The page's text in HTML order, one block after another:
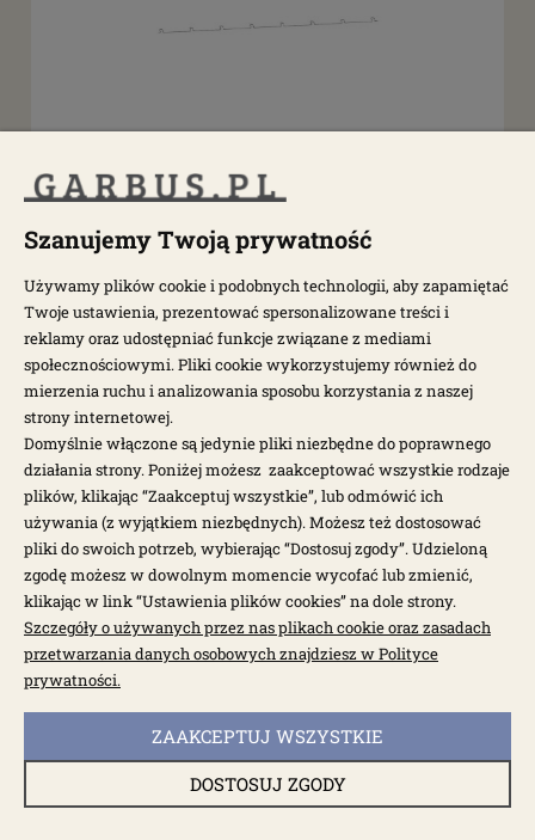
dostępne: 6 szt.
Mocowanie wewnętrznego zgarniacza szyby T2,
Typ3
7527-500
20,00 zł
Odbojnik szyby antydrganiowy 2 szt T14 59-
Szanujemy Twoją prywatność
Używamy plików cookie i podobnych technologii, aby zapamiętać
Twoje ustawienia, prezentować spersonalizowane treści i
reklamy oraz udostępniać funkcje związane z mediami
społecznościowymi. Pliki cookie wykorzystujemy również do
mierzenia ruchu i analizowania sposobu korzystania z naszej
strony internetowej.
Domyślnie włączone są jedynie pliki niezbędne do poprawnego
działania strony. Poniżej możesz zaakceptować wszystkie rodzaje
plików, klikając “Zaakceptuj wszystkie”, lub odmówić ich
używania (z wyjątkiem niezbędnych). Możesz też dostosować
pliki do swoich potrzeb, wybierając “Dostosuj zgody”. Udzieloną
zgodę możesz w dowolnym momencie wycofać lub zmienić,
klikając w link “Ustawienia plików cookies” na dole strony.
Szczegóły o używanych przez nas plikach cookie oraz zasadach
przetwarzania danych osobowych znajdziesz w Polityce
prywatności.
DOSTOSUJ ZGODY
ZAAKCEPTUJ WSZYSTKIE